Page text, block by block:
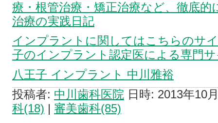
療・根管治療・矯正治療など、徹底的
治療の実践日記
インプラントに関してはこちらのサ
子のインプラント認定医による専門
八王子 インプラント 中川雅裕
投稿者: 中川歯科医院 日時: 2013年10
科(18)
審美歯科(85)